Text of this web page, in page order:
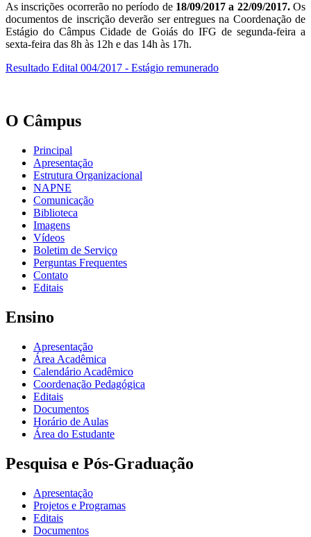
As inscrições ocorrerão no período de 18/09/2017 a 22/09/2017.Os
documentos de inscrição deverão ser entregues na Coordenação de
Estágio do Câmpus Cidade de Goiás do IFG de segunda-feira a
sexta-feira das 8h às 12h e das 14h às 17h.
Resultado Edital 004/2017 - Estágio remunerado
O Câmpus
Principal
Apresentação
Estrutura Organizacional
NAPNE
Comunicação
Biblioteca
Imagens
Vídeos
Boletim de Serviço
Perguntas Frequentes
Contato
Editais
Ensino
Apresentação
Área Acadêmica
Calendário Acadêmico
Coordenação Pedagógica
Editais
Documentos
Horário de Aulas
Área do Estudante
Pesquisa e Pós-Graduação
Apresentação
Projetos e Programas
Editais
Documentos